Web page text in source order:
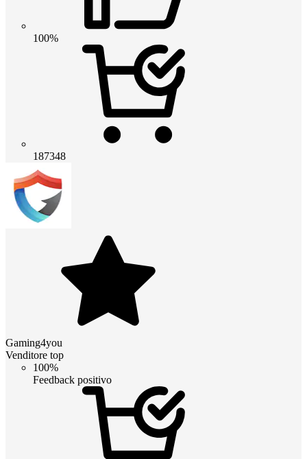
100%
187348
Gaming4you
Venditore top
100%
Feedback positivo